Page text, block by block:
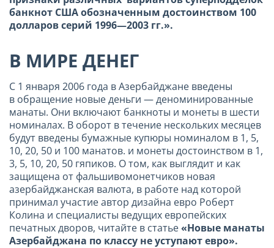
банкнот США обозначенным достоинством 100
долларов серий 1996—2003 гг.».
В МИРЕ ДЕНЕГ
С 1 января 2006 года в Азербайджане введены
в обращение новые деньги — деноминированные
манаты. Они включают банкноты и монеты в шести
номиналах. В оборот в течение нескольких месяцев
будут введены бумажные купюры номиналом в 1, 5,
10, 20, 50 и 100 манатов. и монеты достоинством в 1,
3, 5, 10, 20, 50 гяпиков. О том, как выглядит и как
защищена от фальшивомонетчиков новая
азербайджанская валюта, в работе над которой
принимал участие автор дизайна евро Роберт
Колина и специалисты ведущих европейских
печатных дворов, читайте в статье«Новые манаты
Азербайджана по классу не уступают евро».